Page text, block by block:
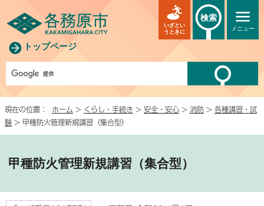
トップページ
メニュー
いざとい
うときに
検索
現在の位置： ホーム > くらし・手続き > 安全・安心 > 消防 > 各種講習・試
験 > 甲種防火管理新規講習（集合型）
甲種防火管理新規講習（集合型）